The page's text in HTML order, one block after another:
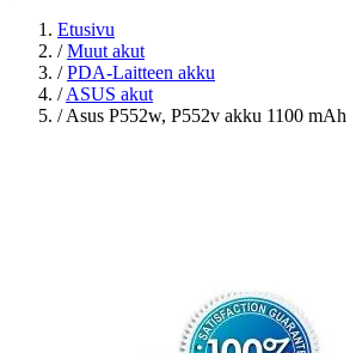
Etusivu
/ Muut akut
/ PDA-Laitteen akku
/ ASUS akut
/ Asus P552w, P552v akku 1100 mAh